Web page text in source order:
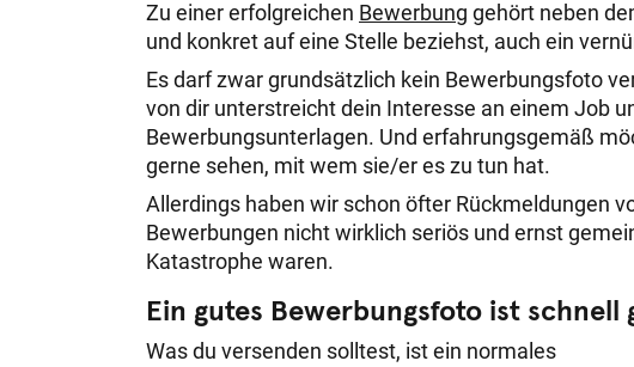
Zu einer erfolgreichen Bewerbung gehört neben
und konkret auf eine Stelle beziehst, auch ein
Es darf zwar grundsätzlich kein Bewerbungsfoto
von dir unterstreicht dein Interesse an einem Job
Bewerbungsunterlagen. Und erfahrungsgemäß
gerne sehen, mit wem sie/er es zu tun hat.
Allerdings haben wir schon öfter Rückmeldungen
Bewerbungen nicht wirklich seriös und ernst
Katastrophe waren.
Ein gutes Bewerbungsfoto ist schnell
Was du versenden solltest, ist ein normales